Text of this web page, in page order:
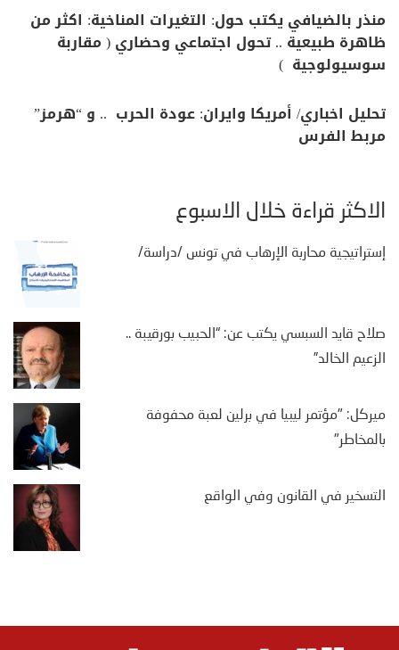
منذر بالضيافي يكتب حول: التغيرات المناخية: اكثر من
ظاهرة طبيعية .. تحول اجتماعي وحضاري ( مقاربة
سوسيولوجية )
تحليل اخباري/ أمريكا وايران: عودة الحرب .. و “هرمز”
مربط الفرس
الأكثر قراءة خلال الأسبوع
إستراتيجية محاربة الإرهاب في تونس /دراسة/
صلاح قايد السبسي يكتب عن: “الحبيب بورقيبة ..
الزعيم الخالد”
ميركل: "مؤتمر ليبيا في برلين لعبة محفوفة
بالمخاطر"
التسخير في القانون وفي الواقع